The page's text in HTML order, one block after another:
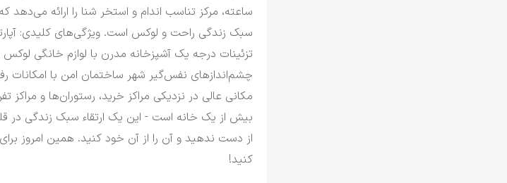
ساعته، مرکز تناسب اندام و استخر شنا را ارائه
سبک زندگی راحت و لوکس است.
تزئینات درجه یک آشپزخانه مدرن با لوازم خانگی
چشم‌اندازهای نفس‌گیر شهر ساختمان امن با امکانات
مکانی عالی در نزدیکی مراکز خرید، رستوران‌ها و
بیش از یک خانه است - این یک ارتقاء سبک زندگی در
از دست ندهید و آن را از آن خود کنید. همین امروز
کنید!